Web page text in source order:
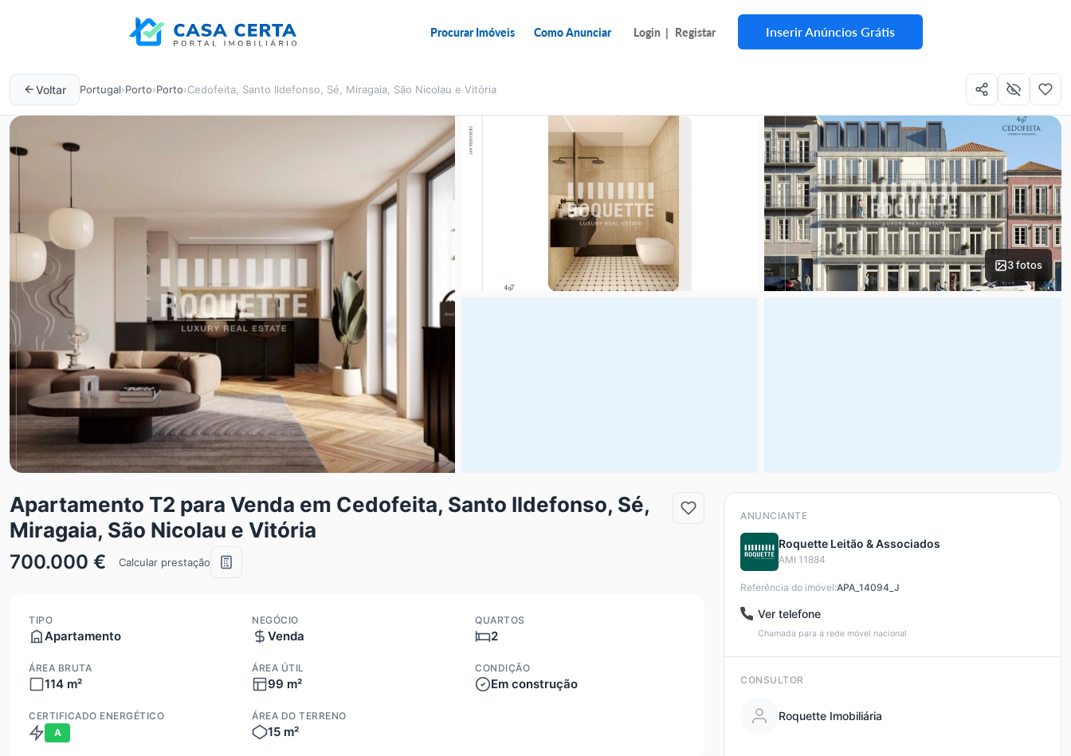
Procurar Imóveis Como Anunciar Login | Registar Inserir Anúncios Grátis
Voltar Portugal›Porto›Porto›Cedofeita, Santo Ildefonso, Sé, Miragaia, São Nicolau e Vitória
3 fotos
Apartamento T2 para Venda em Cedofeita, Santo Ildefonso, Sé,
Miragaia, São Nicolau e Vitória
700.000 € Calcular prestação
TIPO
Apartamento
NEGÓCIO
Venda
QUARTOS
2
ÁREA BRUTA
114 m²
ÁREA ÚTIL
99 m²
CONDIÇÃO
Em construção
CERTIFICADO ENERGÉTICO
A
ÁREA DO TERRENO
15 m²
ANUNCIANTE
Roquette Leitão & Associados
AMI 11884
Referência do imóvel:APA_14094_J
Ver telefone
Chamada para a rede móvel nacional
CONSULTOR
Roquette Imobiliária